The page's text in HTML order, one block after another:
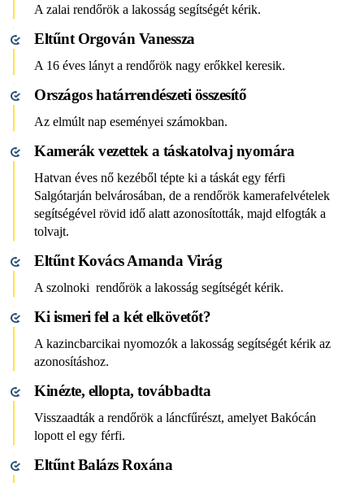
A zalai rendőrök a lakosság segítségét kérik.
Eltűnt Orgován Vanessza
A 16 éves lányt a rendőrök nagy erőkkel keresik.
Országos határrendészeti összesítő
Az elmúlt nap eseményei számokban.
Kamerák vezettek a táskatolvaj nyomára
Hatvan éves nő kezéből tépte ki a táskát egy férfi
Salgótarján belvárosában, de a rendőrök kamerafelvételek
segítségével rövid idő alatt azonosították, majd elfogták a
tolvajt.
Eltűnt Kovács Amanda Virág
A szolnoki rendőrök a lakosság segítségét kérik.
Ki ismeri fel a két elkövetőt?
A kazincbarcikai nyomozók a lakosság segítségét kérik az
azonosításhoz.
Kinézte, ellopta, továbbadta
Visszaadták a rendőrök a láncfűrészt, amelyet Bakócán
lopott el egy férfi.
Eltűnt Balázs Roxána